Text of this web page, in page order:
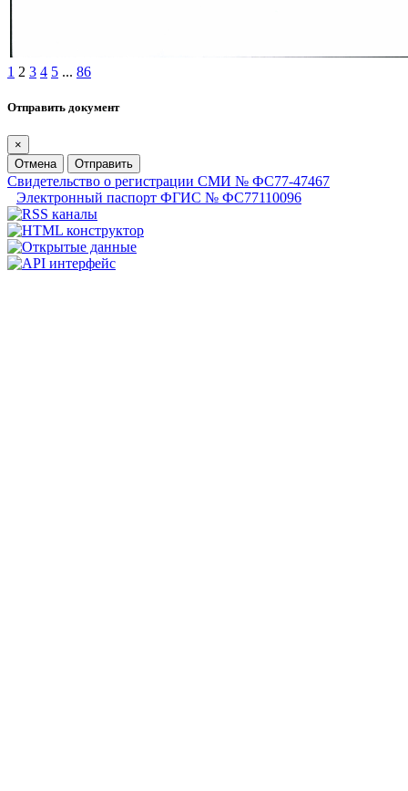
1 2 3 4 5 ... 86
Отправить документ
×
Отмена
Отправить
Свидетельство о регистрации СМИ № ФС77-47467
Электронный паспорт ФГИС № ФС77110096